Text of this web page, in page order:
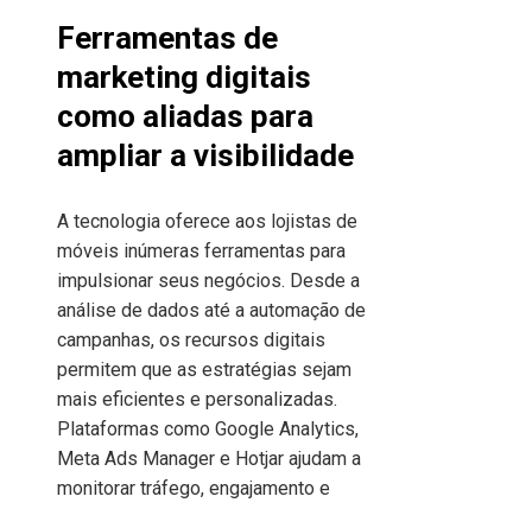
Ferramentas de
marketing digitais
como aliadas para
ampliar a visibilidade
A tecnologia oferece aos lojistas de
móveis inúmeras ferramentas para
impulsionar seus negócios. Desde a
análise de dados até a automação de
campanhas, os recursos digitais
permitem que as estratégias sejam
mais eficientes e personalizadas.
Plataformas como Google Analytics,
Meta Ads Manager e Hotjar ajudam a
monitorar tráfego, engajamento e